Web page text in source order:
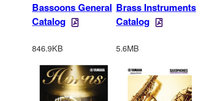
Bassoons General
Catalog
846.9KB
Brass Instruments
Catalog
5.6MB